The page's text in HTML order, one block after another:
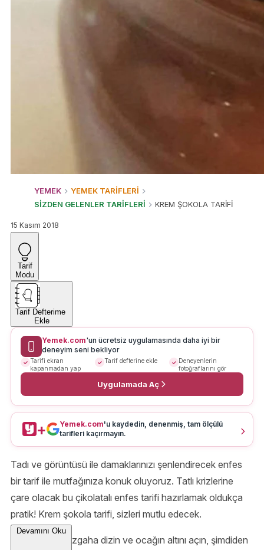
YEMEK
YEMEK TARİFLERİ
SİZDEN GELENLER TARİFLERİ
KREM ŞOKOLA TARİFİ
15 Kasım 2018
Tarif
Modu
Tarif Defterime
Ekle
Yemek.com'un ücretsiz uygulamasında daha iyi bir
deneyim seni bekliyor
Tarifi ekran
kapanmadan yap
Tarif defterine ekle
Deneyenlerin
fotoğraflarını gör
Uygulamada Aç
+ Yemek.com'u kaydedin, denenmiş, tam ölçülü
tarifleri kaçırmayın.
Tadı ve görüntüsü ile damaklarınızı şenlendirecek enfes
bir tarif ile mutfağınıza konuk oluyoruz. Tatlı krizlerine
çare olacak bu çikolatalı enfes tarifi hazırlamak oldukça
pratik! Krem şokola tarifi, sizleri mutlu edecek.
Malzemeleri tezgaha dizin ve ocağın altını açın, şimdiden
Devamını Oku